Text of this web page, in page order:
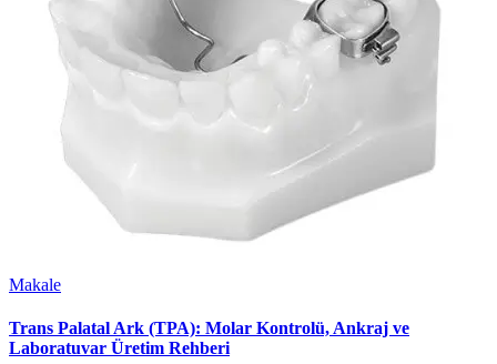
Makale
Trans Palatal Ark (TPA): Molar Kontrolü, Ankraj ve
Laboratuvar Üretim Rehberi